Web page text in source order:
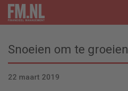
Snoeien om te groeien
22 maart 2019